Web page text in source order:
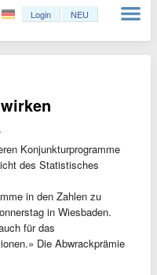
Login NEU
Konjunkturprogramme
des Statistisches
in den Zahlen zu
in Wiesbaden.
für das
Die Abwrackprämie